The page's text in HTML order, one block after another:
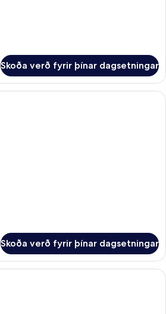
Skoða verð fyrir þínar dagsetningar
Renaissance Double | Rúmföt úr
Skoða verð fyrir þínar dagsetningar
Executive Double | Rúmföt úr